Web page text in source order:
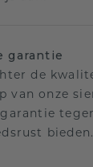
garantie
de
van onze
bieden.